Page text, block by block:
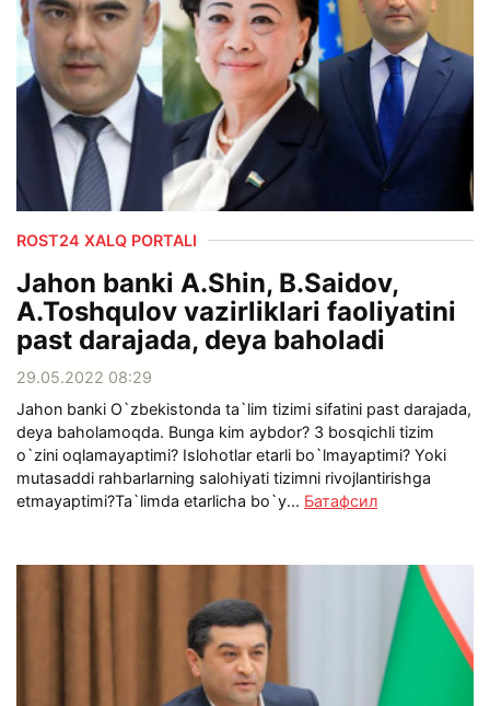
ROST24 XALQ PORTALI
Jahon banki A.Shin, B.Saidov,
A.Toshqulov vazirliklari faoliyatini
past darajada, deya baholadi
29.05.2022 08:29
Jahon banki O`zbekistonda ta`lim tizimi sifatini past darajada,
deya baholamoqda. Bunga kim aybdor? 3 bosqichli tizim
o`zini oqlamayaptimi? Islohotlar etarli bo`lmayaptimi? Yoki
mutasaddi rahbarlarning salohiyati tizimni rivojlantirishga
etmayaptimi?Ta`limda etarlicha bo`y... Батафсил